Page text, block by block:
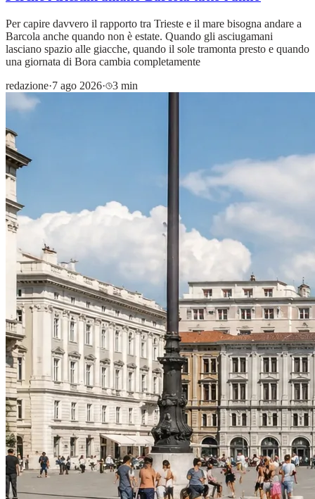
Per capire davvero il rapporto tra Trieste e il mare bisogna andare a
Barcola anche quando non è estate. Quando gli asciugamani
lasciano spazio alle giacche, quando il sole tramonta presto e quando
una giornata di Bora cambia completamente
redazione·7 ago 2026· 3 min